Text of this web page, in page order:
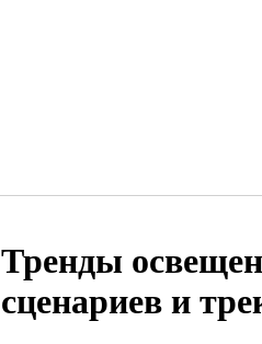
Тренды
сценариев и